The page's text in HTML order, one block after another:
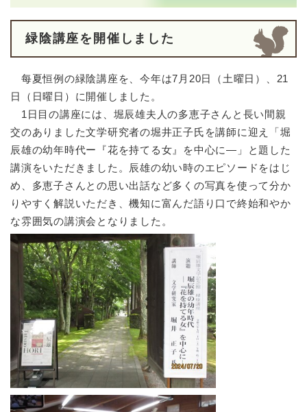
緑陰講座を開催しました
每夏恒例の緑陰講座を、今年は7月20日（土曜日）、21
日（日曜日）に開催しました。
1日目の講座には、堀辰雄夫人の多恵子さんと長い間親
交のありました文学研究者の堀井正子氏を講師に迎え「堀
辰雄の幼年時代ー『花を持てる女』を中心に―」と題した
講演をいただきました。辰雄の幼い時のエピソードをはじ
め、多恵子さんとの思い出話など多くの写真を使って分か
りやすく解説いただき、機知に富んだ語り口で終始和やか
な雰囲気の講演会となりました。